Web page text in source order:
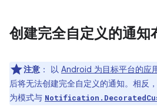
创建完全自定义的通知
注意 ： 以 Android 为目标平台的应
后将无法创建完全自定义的通知。相反
为模式与